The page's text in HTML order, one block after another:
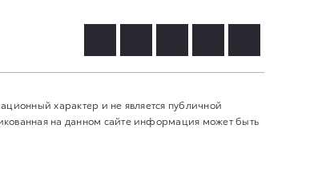
характер и не является публичной
на данном сайте информация может быть